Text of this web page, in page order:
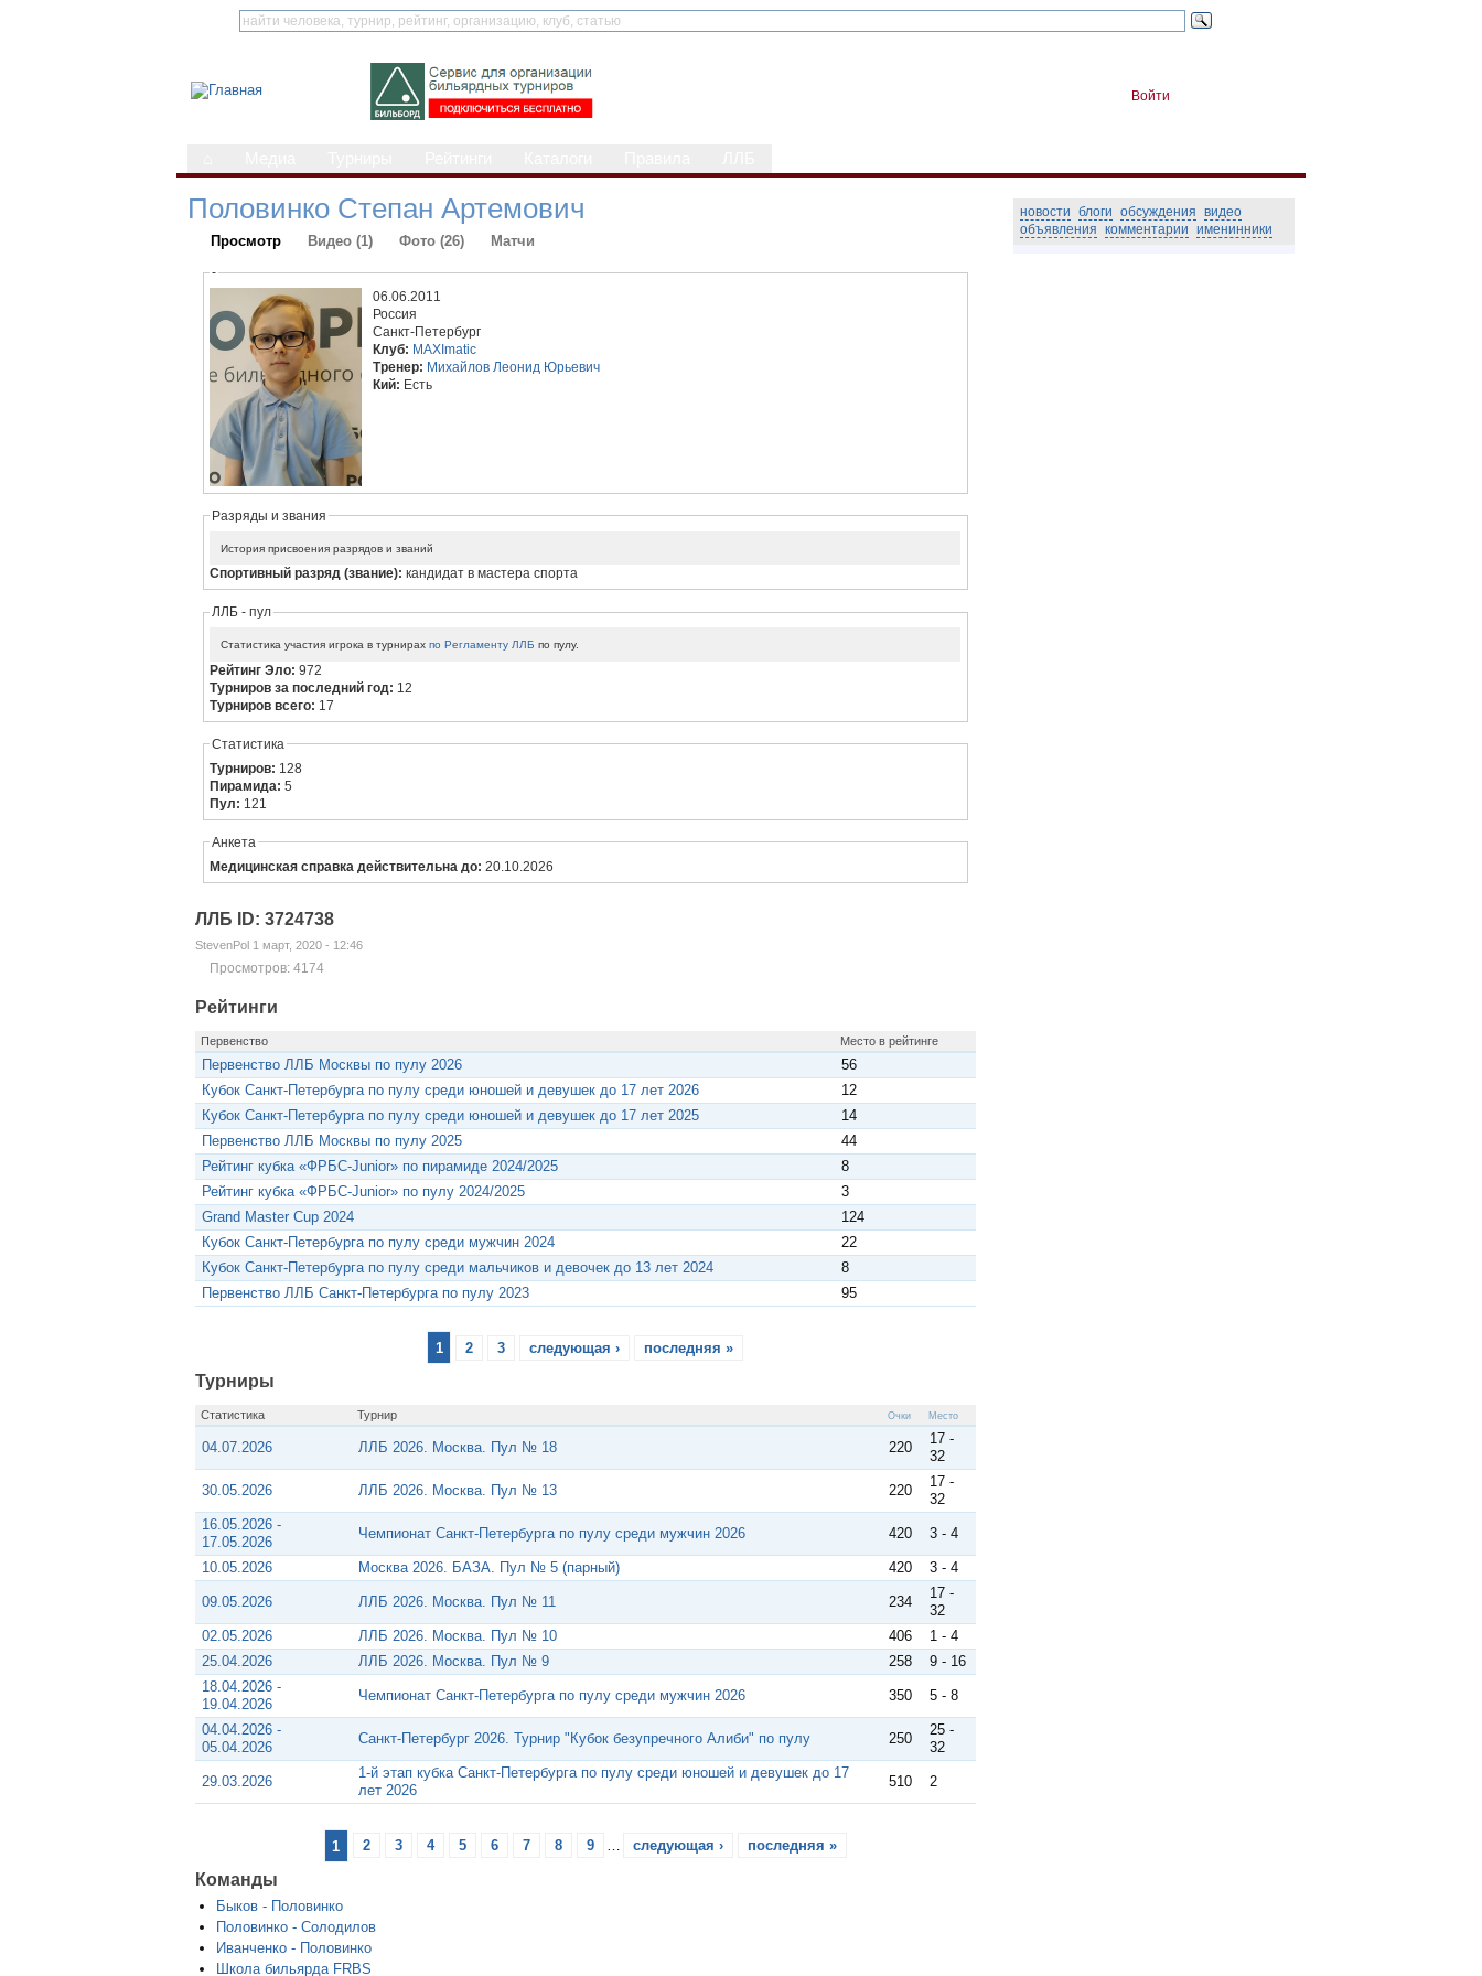
Войти
Половинко Степан Артемович
Просмотр Видео (1) Фото (26) Матчи
-
06.06.2011
Россия
Санкт-Петербург
Клуб: MAXImatic
Тренер: Михайлов Леонид Юрьевич
Кий: Есть
Разряды и звания
История присвоения разрядов и званий
Спортивный разряд (звание):кандидат в мастера спорта
ЛЛБ - пул
Статистика участия игрока в турнирахпо Регламенту ЛЛБ по пулу.
Рейтинг Эло:972
Турниров за последний год: 12
Турниров всего: 17
Статистика
Турниров: 128
Пирамида:5
Пул: 121
Анкета
Медицинская справка действительна до:20.10.2026
ЛЛБ ID: 3724738
StevenPol 1 март, 2020 - 12:46
Просмотров: 4174
Рейтинги
Первенство Место в рейтинге
Первенство ЛЛБ Москвы по пулу 2026
56
Кубок Санкт-Петербурга по пулу среди юношей и девушек до 17 лет 2026
12
Кубок Санкт-Петербурга по пулу среди юношей и девушек до 17 лет 2025
14
Первенство ЛЛБ Москвы по пулу 2025
44
Рейтинг кубка «ФРБС-Junior» по пирамиде 2024/2025
8
Рейтинг кубка «ФРБС-Junior» по пулу 2024/2025
3
Grand Master Cup 2024
124
Кубок Санкт-Петербурга по пулу среди мужчин 2024
22
Кубок Санкт-Петербурга по пулу среди мальчиков и девочек до 13 лет 2024
8
Первенство ЛЛБ Санкт-Петербурга по пулу 2023
95
1 2 3 следующая › последняя »
Турниры
Статистика Турнир Очки Место
04.07.2026 ЛЛБ 2026. Москва. Пул № 18 220
17 -
32
30.05.2026 ЛЛБ 2026. Москва. Пул № 13 220
17 -
32
16.05.2026 -
17.05.2026
Чемпионат Санкт-Петербурга по пулу среди мужчин 2026 420 3 - 4
10.05.2026 Москва 2026. БАЗА. Пул № 5 (парный) 420 3 - 4
09.05.2026 ЛЛБ 2026. Москва. Пул № 11 234
17 -
32
02.05.2026
ЛЛБ 2026. Москва. Пул № 10 406
1 - 4
25.04.2026
ЛЛБ 2026. Москва. Пул № 9 258
9 - 16
18.04.2026 -
19.04.2026
Чемпионат Санкт-Петербурга по пулу среди мужчин 2026 350 5 - 8
04.04.2026 -
05.04.2026
Санкт-Петербург 2026. Турнир "Кубок безупречного Алиби" по пулу 250
25 -
32
29.03.2026
1-й этап кубка Санкт-Петербурга по пулу среди юношей и девушек до 17
лет 2026
510 2
1 2 3 4 5 6 7 8 9 … следующая › последняя »
Команды
Быков - Половинко
Половинко - Солодилов
Иванченко - Половинко
Школа бильярда FRBS
новости блоги обсуждения видео
объявления комментарии именинники